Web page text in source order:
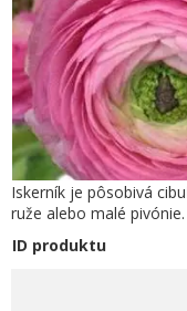
Iskerník je pôsobivá
ruže alebo malé pivónie.
ID produktu